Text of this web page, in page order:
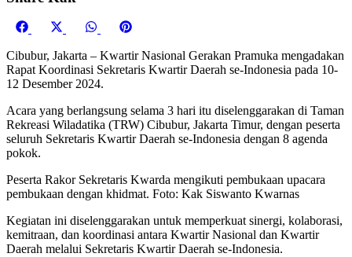
Share
FacebookShare
Share
WhatsApp
Share
Cibubur, Jakarta – Kwartir Nasional Gerakan Pramuka mengadakan
Rapat Koordinasi Sekretaris Kwartir Daerah se-Indonesia pada 10-
12 Desember 2024.
Acara yang berlangsung selama 3 hari itu diselenggarakan di Taman
Rekreasi Wiladatika (TRW) Cibubur, Jakarta Timur, dengan peserta
seluruh Sekretaris Kwartir Daerah se-Indonesia dengan 8 agenda
pokok.
Peserta Rakor Sekretaris Kwarda mengikuti pembukaan upacara
pembukaan dengan khidmat. Foto: Kak Siswanto Kwarnas
Kegiatan ini diselenggarakan untuk memperkuat sinergi, kolaborasi,
kemitraan, dan koordinasi antara Kwartir Nasional dan Kwartir
Daerah melalui Sekretaris Kwartir Daerah se-Indonesia.